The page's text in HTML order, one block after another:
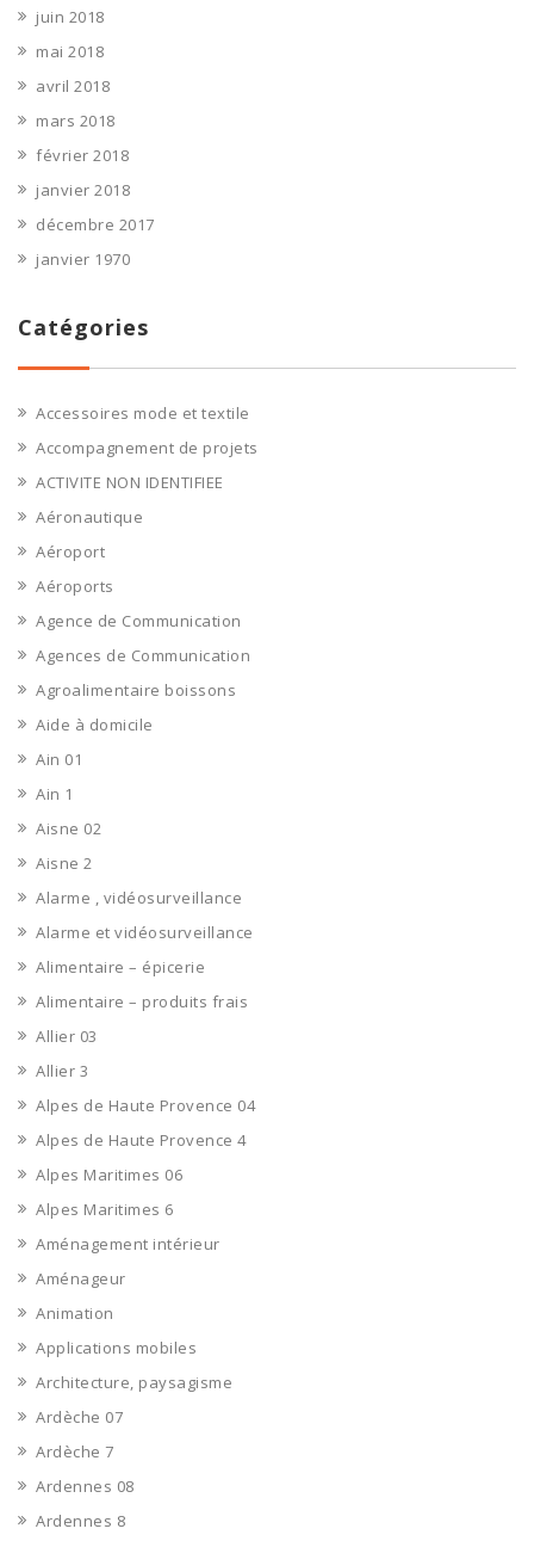
juin 2018
mai 2018
avril 2018
mars 2018
février 2018
janvier 2018
décembre 2017
janvier 1970
Catégories
Accessoires mode et textile
Accompagnement de projets
ACTIVITE NON IDENTIFIEE
Aéronautique
Aéroport
Aéroports
Agence de Communication
Agences de Communication
Agroalimentaire boissons
Aide à domicile
Ain 01
Ain 1
Aisne 02
Aisne 2
Alarme , vidéosurveillance
Alarme et vidéosurveillance
Alimentaire – épicerie
Alimentaire – produits frais
Allier 03
Allier 3
Alpes de Haute Provence 04
Alpes de Haute Provence 4
Alpes Maritimes 06
Alpes Maritimes 6
Aménagement intérieur
Aménageur
Animation
Applications mobiles
Architecture, paysagisme
Ardèche 07
Ardèche 7
Ardennes 08
Ardennes 8